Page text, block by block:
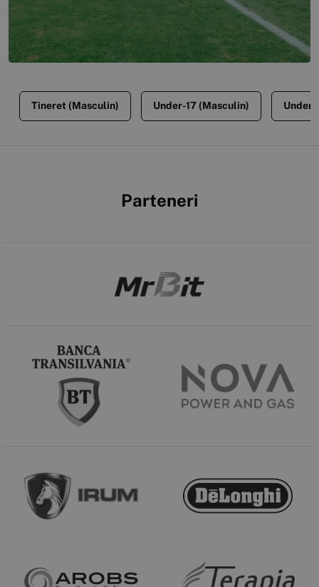
Tineret (Masculin) Under-17 (Masculin) Under-
Parteneri